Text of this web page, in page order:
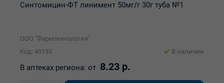
Синтомицин-ФТ линимент 50мг/г 30г туба №1
ООО "Фармтехнология"
Код: 40135
В наличии
В аптеках региона: от 8.23 р.